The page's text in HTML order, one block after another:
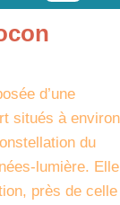
d’une
situés à environ
du
lumière. Elle
près de celle